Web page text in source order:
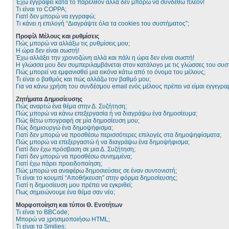
Έχω εγγραφεί κατά το παρελθόν αλλά δεν μπορώ να συνδεθώ πλέον!
Τι είναι το COPPA;
Γιατί δεν μπορώ να εγγραφώ;
Τι κάνει η επιλογή “Διαγράψτε όλα τα cookies του συστήματος”;
Προφίλ Μέλους και ρυθμίσεις
Πώς μπορώ να αλλάξω τις ρυθμίσεις μου;
Η ώρα δεν είναι σωστή!
Έχω αλλάξει την χρονοζώνη αλλά και πάλι η ώρα δεν είναι σωστή!
Η γλώσσα μου δεν συμπεριλαμβάνεται στον κατάλογο με τις γλώσσες του
Πώς μπορεί να εμφανισθεί μια εικόνα κάτω από το όνομα του μέλους;
Τι είναι ο βαθμός και πώς αλλάζω τον βαθμό μου;
Για να κάνω χρήση του συνδέσμου email ενός μέλους πρέπει να είμαι
Ζητήματα Δημοσίευσης
Πώς αναρτώ ένα θέμα στην Δ. Συζήτηση;
Πώς μπορώ να κάνω επεξεργασία ή να διαγράψω ένα δημοσίευμα;
Πώς θέτω υπογραφή σε μία δημοσίευση μου;
Πώς δημιουργώ ένα δημοψήφισμα;
Γιατί δεν μπορώ να προσθέσω περισσότερες επιλογές στα δημοψηφίσματα;
Πώς μπορώ να επεξεργαστώ ή να διαγράψω ένα δημοψήφισμα;
Γιατί δεν έχω πρόσβαση σε μια Δ. Συζήτηση;
Γιατί δεν μπορώ να προσθέσω συνημμένα;
Γιατί έχω πάρει προειδοποίηση;
Πώς μπορώ να αναφέρω δημοσιεύσεις σε έναν συντονιστή;
Τι είναι το κουμπί “Αποθήκευση” στην φόρμα δημοσίευσης;
Γιατί η δημοσίευση μου πρέπει να εγκριθεί;
Πως σημειώνουμε ένα θέμα σαν νέο;
Μορφοποίηση και τύποι Θ. Ενοτήτων
Τι είναι το BBCode;
Μπορώ να χρησιμοποιήσω HTML;
Τι είναι τα Smilies;